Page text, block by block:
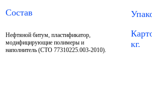
Состав
Нефтяной битум, пластификатор,
модифицирующие полимеры и
наполнитель (СТО 77310225.003-2010).
кг.